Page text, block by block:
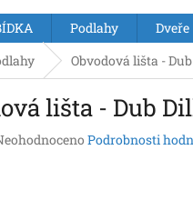
Podlahy Dveře
Obvodová lišta -
lišta - Dub
Podrobnosti